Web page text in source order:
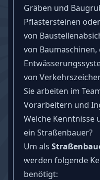
Gräben und
Pflastersteinen
von
von
von
Sie arbeiten im
Vorarbeitern und
Welche Kenntnisse
ein Straßenbauer?
Um als
werden folgende
benötigt: